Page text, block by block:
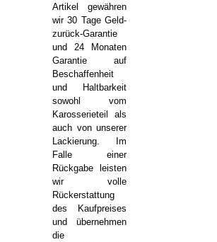
Artikel gewähren
wir 30 Tage Geld-
zurück-Garantie
und 24 Monaten
Garantie auf
Beschaffenheit
und Haltbarkeit
sowohl vom
Karosserieteil als
auch von unserer
Lackierung. Im
Falle einer
Rückgabe leisten
wir volle
Rückerstattung
des Kaufpreises
und übernehmen
die